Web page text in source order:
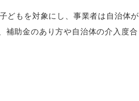
どもを対象にし、事業者は自治体が
補助金のあり方や自治体の介入度合